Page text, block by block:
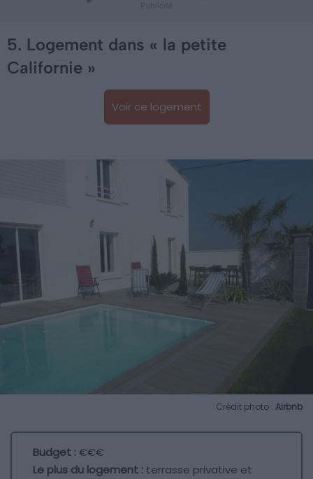
5. Logement dans « la petite
Californie »
Voir ce logement
Crédit photo : Airbnb
Budget :€€€
Le plus du logement : terrasse privative et